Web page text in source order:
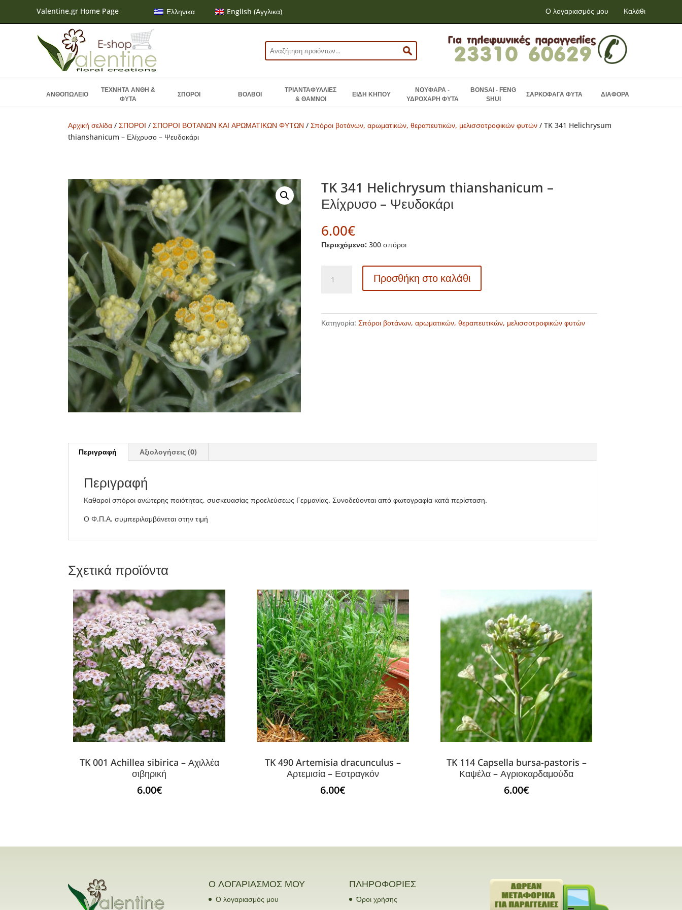
Valentine.gr Home Page Ελληνικα English (Αγγλικα) Ο λογαριασμός μου Καλάθι
Αναζήτηση
για:
ΑΝΘΟΠΩΛΕΙΟ
ΤΕΧΝΗΤΑ ΑΝΘΗ &
ΦΥΤΑ
ΣΠΟΡΟΙ ΒΟΛΒΟΙ
ΤΡΙΑΝΤΑΦΥΛΛΙΕΣ
& ΘΑΜΝΟΙ
ΕΙΔΗ ΚΗΠΟΥ
ΝΟΥΦΑΡΑ -
ΥΔΡΟΧΑΡΗ ΦΥΤΑ
BONSAI - FENG
SHUI
ΣΑΡΚΟΦΑΓΑ ΦΥΤΑ ΔΙΑΦΟΡΑ
Αρχική σελίδα /ΣΠΟΡΟΙ /ΣΠΟΡΟΙ ΒΟΤΑΝΩΝ ΚΑΙ ΑΡΩΜΑΤΙΚΩΝ ΦΥΤΩΝ /Σπόροι βοτάνων, αρωματικών, θεραπευτικών, μελισσοτροφικών φυτών / TK 341 Helichrysum
thianshanicum – Ελίχρυσο – Ψευδοκάρι
TK 341 Helichrysum thianshanicum –
Ελίχρυσο – Ψευδοκάρι
6.00€
Περιεχόμενο: 300 σπόροι
341
Ελίχρυσο
Προσθήκη στο καλάθι
Κατηγορία:Σπόροι βοτάνων, αρωματικών, θεραπευτικών, μελισσοτροφικών φυτών
Περιγραφή Αξιολογήσεις (0)
Περιγραφή
Καθαροί σπόροι ανώτερης ποιότητας, συσκευασίας προελεύσεως Γερμανίας. Συνοδεύονται από φωτογραφία κατά περίσταση.
Ο Φ.Π.Α. συμπεριλαμβάνεται στην τιμή
Σχετικά προϊόντα
TK 001 Achillea sibirica – Αχιλλέα
σιβηρική
6.00€
TK 490 Artemisia dracunculus –
Αρτεμισία – Εστραγκόν
6.00€
TK 114 Capsella bursa-pastoris –
Καψέλα – Αγριοκαρδαμούδα
6.00€
Ο ΛΟΓΑΡΙΑΣΜΟΣ ΜΟΥ
Ο λογαριασμός μου
ΠΛΗΡΟΦΟΡΙΕΣ
Όροι χρήσης